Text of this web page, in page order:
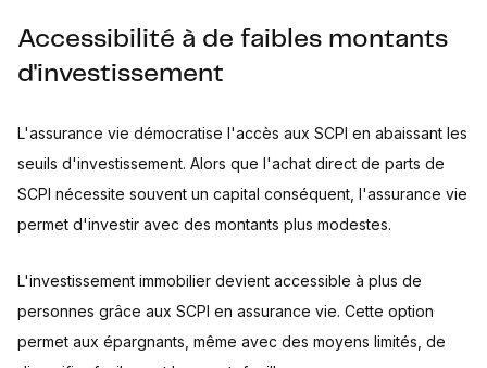
Accessibilité à de faibles montants
d'investissement
L'assurance vie démocratise l'accès aux SCPI en abaissant les
seuils d'investissement. Alors que l'achat direct de parts de
SCPI nécessite souvent un capital conséquent, l'assurance vie
permet d'investir avec des montants plus modestes.
L'investissement immobilier devient accessible à plus de
personnes grâce aux SCPI en assurance vie. Cette option
permet aux épargnants, même avec des moyens limités, de